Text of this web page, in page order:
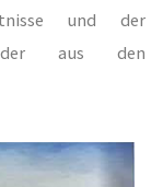
und der
aus den